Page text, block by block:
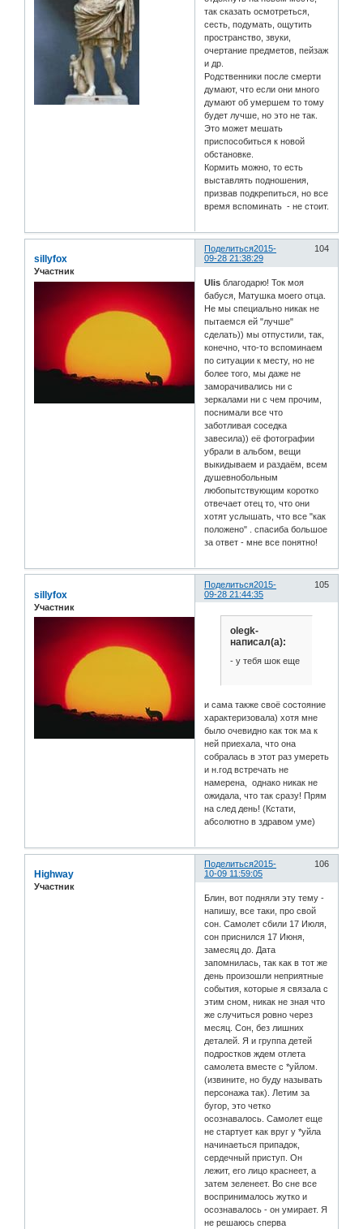
так сказать осмотреться,
сесть, подумать, ощутить
пространство, звуки,
очертание предметов, пейзаж
и др.
Родственники после смерти
думают, что если они много
думают об умершем то тому
будет лучше, но это не так.
Это может мешать
приспособиться к новой
обстановке.
Кормить можно, то есть
выставлять подношения,
призвав подкрепиться, но все
время вспоминать - не стоит.
Поделиться 104
2015-
09-28 21:38:29
sillyfox
Участник
Ulis благодарю! Ток моя
бабуся, Матушка моего отца.
Не мы специально никак не
пытаемся ей "лучше"
сделать)) мы отпустили, так,
конечно, что-то вспоминаем
по ситуации к месту, но не
более того, мы даже не
заморачивались ни с
зеркалами ни с чем прочим,
поснимали все что
заботливая соседка
завесила)) её фотографии
убрали в альбом, вещи
выкидываем и раздаём, всем
душевнобольным
любопытствующим коротко
отвечает отец то, что они
хотят услышать, что все "как
положено" . спасиба большое
за ответ - мне все понятно!
Поделиться 105
2015-
09-28 21:44:35
sillyfox
Участник
olegk-
написал(а):
- у тебя шок еще
и сама также своё состояние
характеризовала) хотя мне
было очевидно как ток ма к
ней приехала, что она
собралась в этот раз умереть
и н.год встречать не
намерена, однако никак не
ожидала, что так сразу! Прям
на след день! (Кстати,
абсолютно в здравом уме)
Поделиться 106
2015-
10-09 11:59:05
Highway
Участник
Блин, вот подняли эту тему -
напишу, все таки, про свой
сон. Самолет сбили 17 Июля,
сон приснился 17 Июня,
замесяц до. Дата
запомнилась, так как в тот же
день произошли неприятные
события, которые я связала с
этим сном, никак не зная что
же случиться ровно через
месяц. Сон, без лишних
деталей. Я и группа детей
подростков ждем отлета
самолета вместе с *уйлом.
(извините, но буду называть
персонажа так). Летим за
бугор, это четко
осознавалось. Самолет еще
не стартует как вруг у *уйла
начинаеться припадок,
сердечный приступ. Он
лежит, его лицо краснеет, а
затем зеленеет. Во сне все
воспринималось жутко и
осознавалось - он умирает. Я
не решаюсь сперва